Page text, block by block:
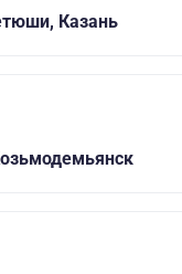
Казань